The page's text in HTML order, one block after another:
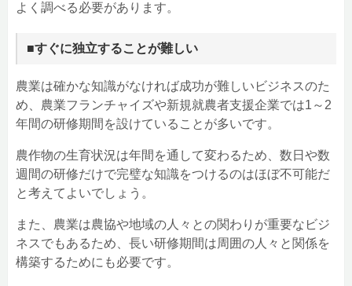
よく調べる必要があります。
■すぐに独立することが難しい
農業は確かな知識がなければ成功が難しいビジネスのた
め、農業フランチャイズや新規就農者支援企業では1～2
年間の研修期間を設けていることが多いです。
農作物の生育状況は年間を通して変わるため、数日や数
週間の研修だけで完璧な知識をつけるのはほぼ不可能だ
と考えてよいでしょう。
また、農業は農協や地域の人々との関わりが重要なビジ
ネスでもあるため、長い研修期間は周囲の人々と関係を
構築するためにも必要です。